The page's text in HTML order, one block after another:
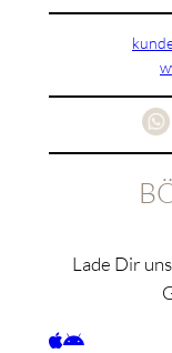
Lade Dir